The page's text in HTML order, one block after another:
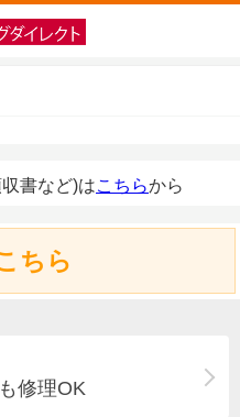
書など)はこちらから
ちら
修理OK